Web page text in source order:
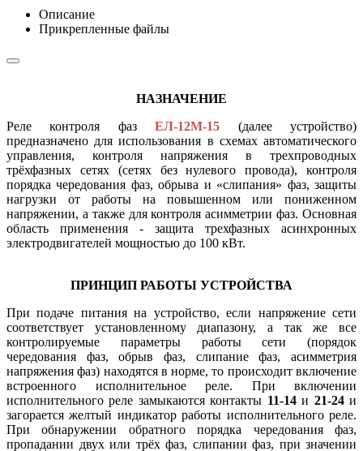
Описание
Прикрепленные файлы
НАЗНАЧЕНИЕ
Реле контроля фазЕЛ-12М-15 (далее устройство)
предназначено для использования в схемах автоматического
управления, контроля напряжения в трехпроводных
трёхфазных сетях (сетях без нулевого провода), контроля
порядка чередования фаз, обрыва и «слипания» фаз, защиты
нагрузки от работы на повышенном или пониженном
напряжении, а также для контроля асимметрии фаз. Основная
область применения - защита трехфазных асинхронных
электродвигателей мощностью до 100 кВт.
ПРИНЦИП РАБОТЫ УСТРОЙСТВА
При подаче питания на устройство, если напряжение сети
соответствует установленному диапазону, а так же все
контролируемые параметры работы сети (порядок
чередования фаз, обрыв фаз, слипание фаз, асимметрия
напряжения фаз) находятся в норме, то происходит включение
встроенного исполнительное реле. При включении
исполнительного реле замыкаются контакты 11-14и 21-24и
загорается желтый индикатор работы исполнительного реле.
При обнаружении обратного порядка чередования фаз,
пропадании двух или трёх фаз, слипании фаз, при значении